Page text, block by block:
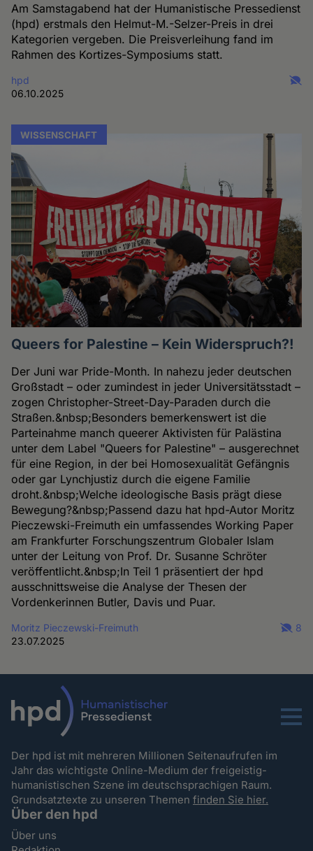
Am Samstagabend hat der Humanistische Pressedienst
(hpd) erstmals den Helmut-M.-Selzer-Preis in drei
Kategorien vergeben. Die Preisverleihung fand im
Rahmen des Kortizes-Symposiums statt.
hpd
06.10.2025
WISSENSCHAFT
Queers for Palestine – Kein Widerspruch?!
Der Juni war Pride-Month. In nahezu jeder deutschen
Großstadt – oder zumindest in jeder Universitätsstadt –
zogen Christopher-Street-Day-Paraden durch die
Straßen.&nbsp;Besonders bemerkenswert ist die
Parteinahme manch queerer Aktivisten für Palästina
unter dem Label "Queers for Palestine" – ausgerechnet
für eine Region, in der bei Homosexualität Gefängnis
oder gar Lynchjustiz durch die eigene Familie
droht.&nbsp;Welche ideologische Basis prägt diese
Bewegung?&nbsp;Passend dazu hat hpd-Autor Moritz
Pieczewski-Freimuth ein umfassendes Working Paper
am Frankfurter Forschungszentrum Globaler Islam
unter der Leitung von Prof. Dr. Susanne Schröter
veröffentlicht.&nbsp;In Teil 1 präsentiert der hpd
ausschnittsweise die Analyse der Thesen der
Vordenkerinnen Butler, Davis und Puar.
Moritz Pieczewski-Freimuth
23.07.2025
8
Menu
Der hpd ist mit mehreren Millionen Seitenaufrufen im
Jahr das wichtigste Online-Medium der freigeistig-
humanistischen Szene im deutschsprachigen Raum.
Grundsatztexte zu unseren Themenfinden Sie hier.
Über den hpd
Über uns